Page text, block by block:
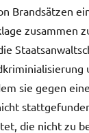
Brandsätzen
zusammen
sie gegen
die nicht zu